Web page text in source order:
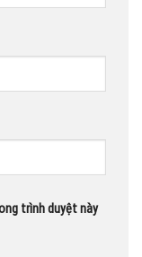
trình duyệt này